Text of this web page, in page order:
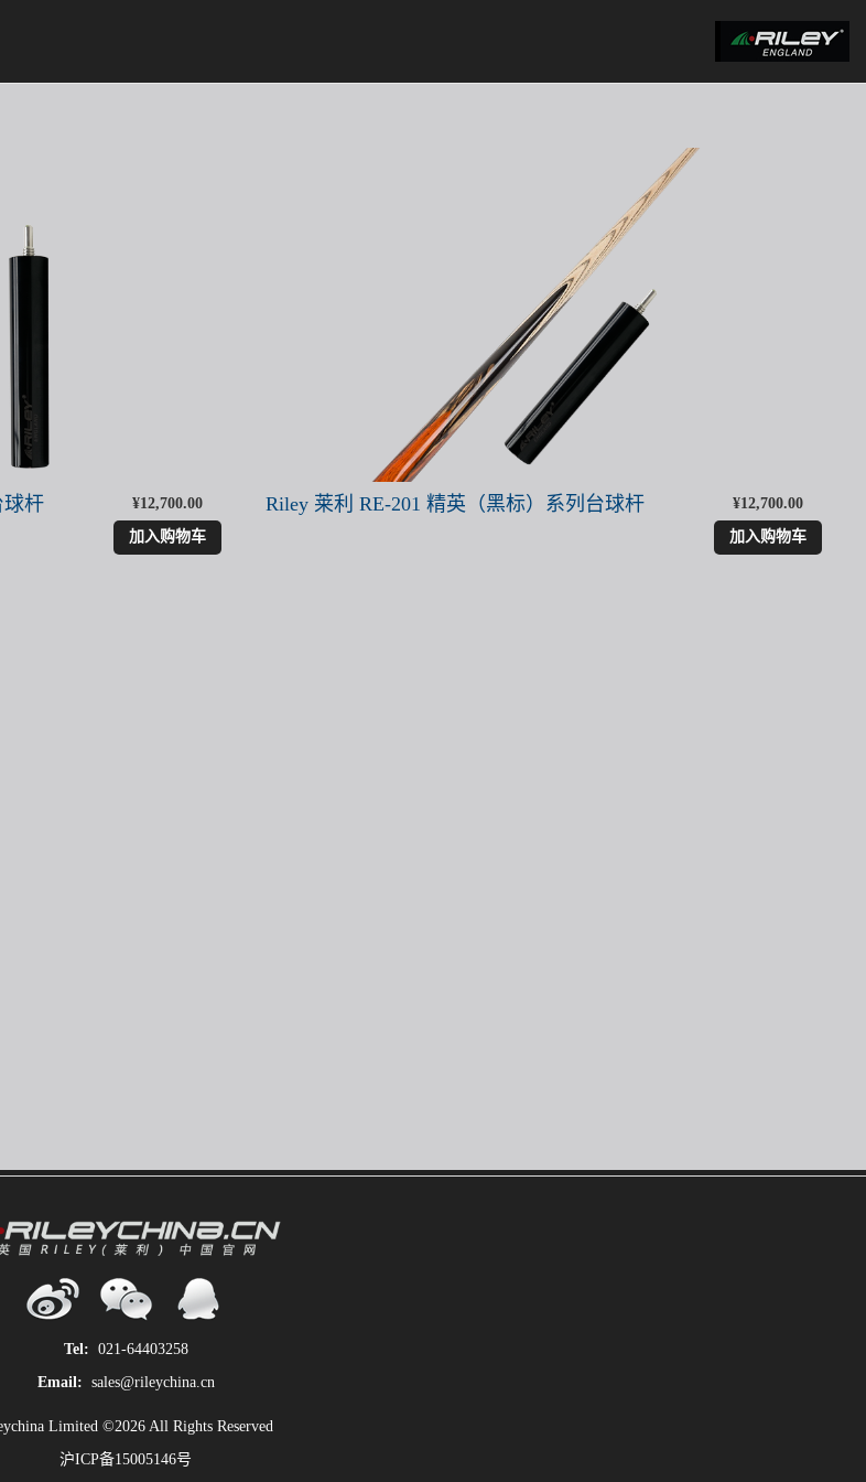
球杆 ¥12,700.00
加入购物车
Riley 莱利 RE-201 精英（黑标）系列台球杆 ¥12,700.00
加入购物车
Tel: 021-64403258
Email: sales@rileychina.cn
Limited ©2026 All Rights Reserved
沪ICP备15005146号